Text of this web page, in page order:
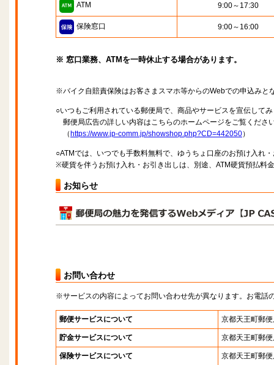
ATM 9:00～17:30
保険窓口 9:00～16:00
※ 窓口業務、ATMを一時休止する場合があります。
※バイク自賠責保険はお客さまスマホ等からのWebでの申込みと
○いつもご利用されている郵便局で、商品やサービスを宣伝して
郵便局広告の詳しい内容はこちらのホームページをご覧くださ
（ https://www.jp-comm.jp/showshop.php?CD=442050）
○ATMでは、いつでも手数料無料で、ゆうちょ口座のお預け入れ
※硬貨を伴うお預け入れ・お引き出しは、別途、ATM硬貨預払料
お知らせ
お問い合わせ
※サービスの内容によってお問い合わせ先が異なります。お電話
郵便サービスについて 京都天王町郵
貯金サービスについて 京都天王町郵
保険サービスについて 京都天王町郵